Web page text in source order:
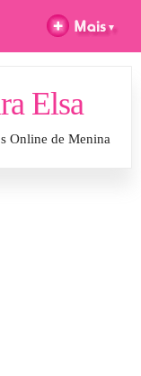
Elsa
Online de Menina